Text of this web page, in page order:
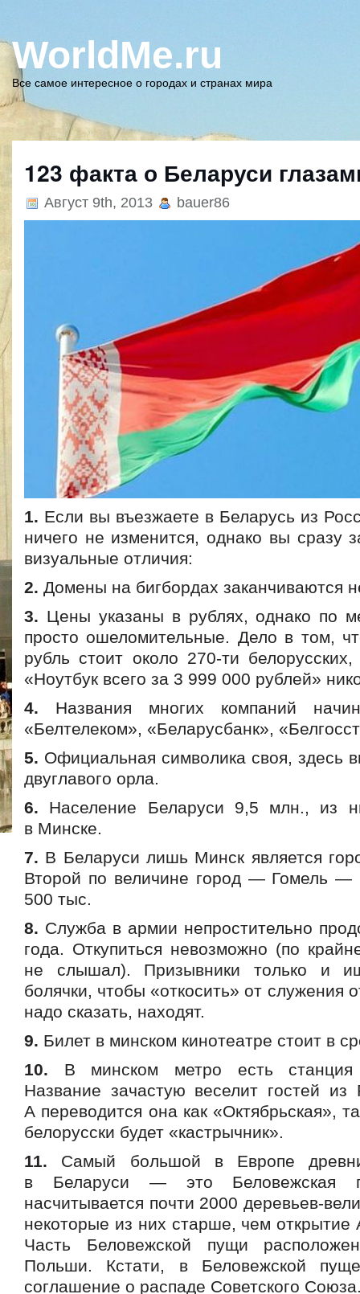
WorldMe.ru
Все самое интересное о городах и странах мира
123 факта о Беларуси
Август 9th, 2013 bauer86
1. Если вы въезжаете в Беларусь из
ничего не изменится, однако вы сразу
визуальные отличия:
2. Домены на бигбордах заканчиваются
3. Цены указаны в рублях, однако по
просто ошеломительные. Дело в том,
рубль стоит около 270-ти
«Ноутбук всего за 3 999 000 рублей»
4. Названия многих компаний
«Белтелеком», «Беларусбанк»,
5. Официальная символика своя, здесь
двуглавого орла.
6. Население Беларуси 9,5 млн., из
в Минске.
7. В Беларуси лишь Минск является
Второй по величине город — Гомель —
500 тыс.
8. Служба в армии непростительно
года. Откупиться невозможно (по
не слышал). Призывники только и
болячки, чтобы «откосить» от служения
надо сказать, находят.
9. Билет в минском кинотеатре стоит в
10. В минском метро есть станция
Название зачастую веселит гостей
А переводится она как «Октябрьская»,
белорусски будет «кастрычник».
11. Самый большой в Европе
в Беларуси — это Беловежская
насчитывается почти 2000 деревьев-
некоторые из них старше, чем
Часть Беловежской пущи
Польши. Кстати, в Беловежской
соглашение о распаде Советского